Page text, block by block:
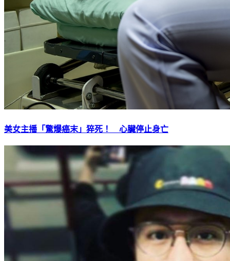
美女主播「驚爆癌末」猝死！ 心臟停止身亡